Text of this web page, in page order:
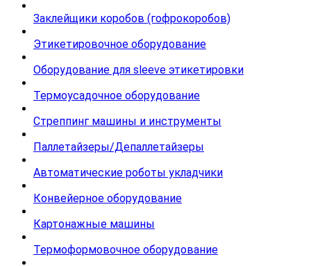
Заклейщики коробов (гофрокоробов)
Этикетировочное оборудование
Оборудование для sleeve этикетировки
Термоусадочное оборудование
Стреппинг машины и инструменты
Паллетайзеры/Депаллетайзеры
Автоматические роботы укладчики
Конвейерное оборудование
Картонажные машины
Термоформовочное оборудование